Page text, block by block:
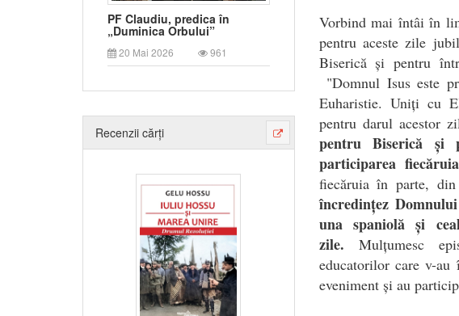
PF Claudiu, predica în
„Duminica Orbului”
20 Mai 2026 961
Recenzii cărți
Vorbind mai întâi în
pentru aceste zile
Biserică și pentru
"Domnul Isus este
Euharistie. Uniți cu
pentru darul acestor
pentru Biserică și
participarea
fiecăruia în parte,
încredințez
una spaniolă și
zile. Mulțumesc
educatorilor care v-
eveniment și au